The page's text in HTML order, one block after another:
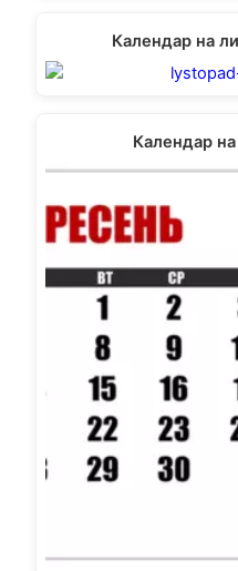
Календар на
Календар